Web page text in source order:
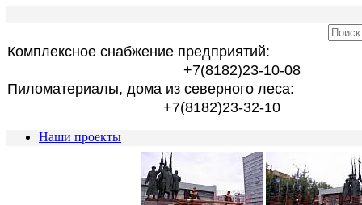
Комплексное снабжение предприятий:
+7(8182)23-10-08
Пиломатериалы, дома из северного леса:
+7(8182)23-32-10
Наши проекты